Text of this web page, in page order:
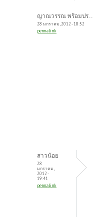
ญาณวรรณ พร้อมปร...
28 มกราคม, 2012 - 18:52
permalink
สาวน้อย
28
มกราคม,
2012 -
19:41
permalink